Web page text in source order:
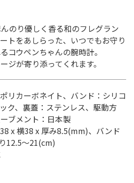
のり優しく香る和のフレグラン
トをあしらった、いつでもお守り
コウペンちゃんの腕時計。
ジが寄り添ってくれます。
リカーボネイト、バンド：シリコ
ク、裏蓋：ステンレス、駆動方
ブメント：日本製
x 横38 x 厚み8.5(mm)、バンド
12.5～21(cm)